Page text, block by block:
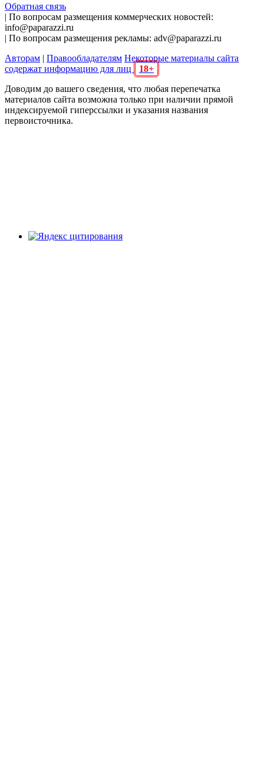
Обратная связь
| По вопросам размещения коммерческих новостей:
info@paparazzi.ru
| По вопросам размещения рекламы: adv@paparazzi.ru
Авторам | Правообладателям Некоторые материалы сайта
содержат информацию для лиц
18+
Доводим до вашего сведения, что любая перепечатка
материалов сайта возможна только при наличии прямой
индексируемой гиперссылки и указания названия
первоисточника.